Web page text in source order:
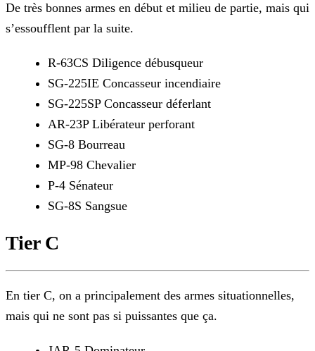
De très bonnes armes en début et milieu de partie, mais qui
s’essoufflent par la suite.
R-63CS Diligence débusqueur
SG-225IE Concasseur incendiaire
SG-225SP Concasseur déferlant
AR-23P Libérateur perforant
SG-8 Bourreau
MP-98 Chevalier
P-4 Sénateur
SG-8S Sangsue
Tier C
En tier C, on a principalement des armes situationnelles,
mais qui ne sont pas si puissantes que ça.